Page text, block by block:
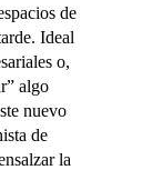
de
Ideal
o,
algo
nuevo
de
la